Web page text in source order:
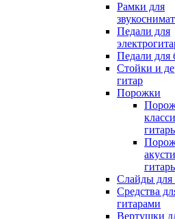
Рамки для
Педали для
Педали для
Стойки и
гитар
Порожки
Слайды для
Средства
гитарами
Вертушки